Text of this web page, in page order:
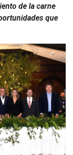
de la carne
que